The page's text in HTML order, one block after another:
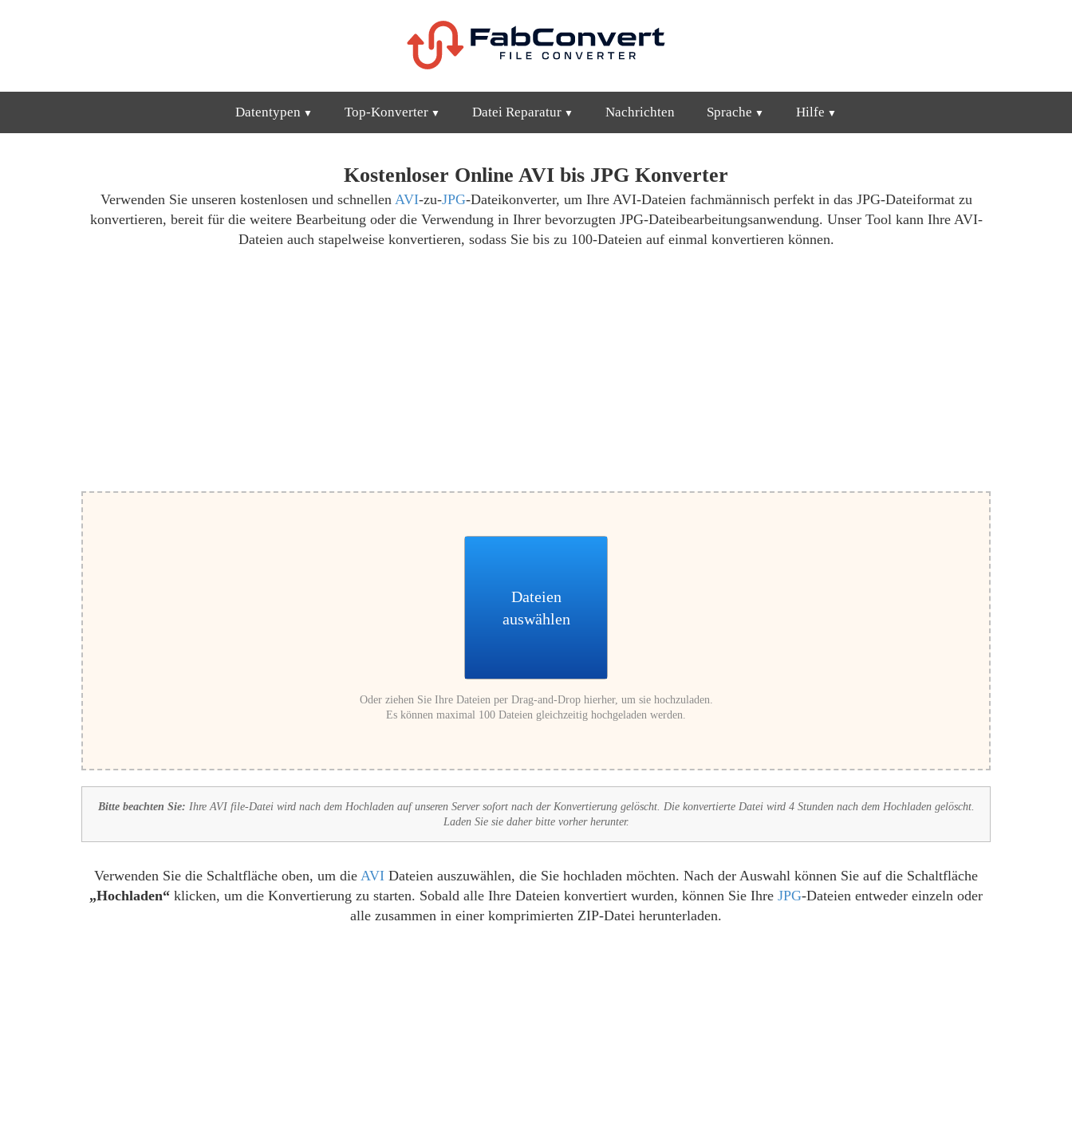
Datentypen Top-Konverter Datei Reparatur Nachrichten Sprache Hilfe
Kostenloser Online AVI bis JPG Konverter
Verwenden Sie unseren kostenlosen und schnellen AVI-zu-JPG-Dateikonverter, um Ihre AVI-Dateien fachmännisch perfekt in das JPG-Dateiformat zu
konvertieren, bereit für die weitere Bearbeitung oder die Verwendung in Ihrer bevorzugten JPG-Dateibearbeitungsanwendung. Unser Tool kann Ihre AVI-
Dateien auch stapelweise konvertieren, sodass Sie bis zu 100-Dateien auf einmal konvertieren können.
Dateien
auswählen
Oder ziehen Sie Ihre Dateien per Drag-and-Drop hierher, um sie hochzuladen.
Es können maximal 100 Dateien gleichzeitig hochgeladen werden.
Bitte beachten Sie: Ihre AVI file-Datei wird nach dem Hochladen auf unseren Server sofort nach der Konvertierung gelöscht. Die konvertierte Datei wird 4 Stunden nach dem Hochladen gelöscht.
Laden Sie sie daher bitte vorher herunter.
Verwenden Sie die Schaltfläche oben, um die AVI Dateien auszuwählen, die Sie hochladen möchten. Nach der Auswahl können Sie auf die Schaltfläche
„Hochladen“ klicken, um die Konvertierung zu starten. Sobald alle Ihre Dateien konvertiert wurden, können Sie Ihre JPG-Dateien entweder einzeln oder
alle zusammen in einer komprimierten ZIP-Datei herunterladen.